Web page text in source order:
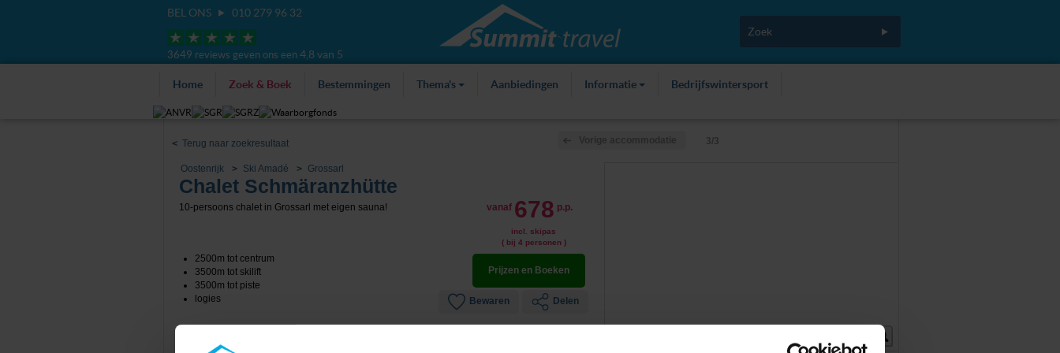
BEL ONS 010 279 96 32
3649 reviews geven ons een 4,8 van 5
Home Zoek & Boek Bestemmingen Thema's Aanbiedingen Informatie Bedrijfswintersport
<Terug naar zoekresultaat 3/3
Oostenrijk Ski Amadé Grossarl
Chalet Schmäranzhütte
10-persoons chalet in Grossarl met eigen sauna! vanaf 678 p.p.
incl. skipas
( bij 4 personen )
2500m tot centrum
3500m tot skilift
3500m tot piste
logies
Prijzen en Boeken
Bewaren Delen